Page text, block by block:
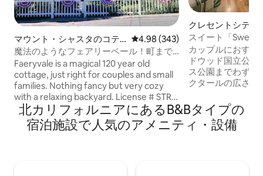
マウント・シャスタのコテ
ージ
レビュー343件、5つ星中4.98つ
4.98 (343)
魔法のようなフェアリーベール！町まで
徒歩圏内、山の眺め！
Faeryvale is a magical 120 year old
cottage, just right for couples and small
families. Nothing fancy but very cozy
with a relaxing backyard. License # STR-
ALPN108 The view of the Mountain from
the backyard looks AMAZING! ADDED
VALUE: 14% Tourist Tax included. A
クレセントシティ
スイート
スイート「Sweet
るレッドウッドの
カップルにおすす
ドウッド国立公
ス公園までわずか
クタールの広さを
日常から離れたひ
さい。こちらの専
トには、高級ジェ
北カリフォルニアにあるB&Bタイプの
宿泊施設で人気のアメニティ・設備